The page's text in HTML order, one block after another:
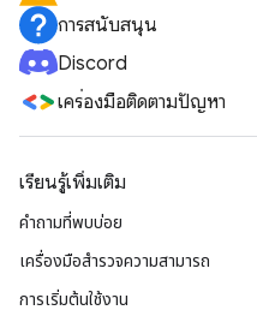
การสนับสนุน
Discord
เครื่องมือติดตามปัญหา
เรียนรู้เพิ่มเติม
คำถามที่พบบ่อย
เครื่องมือสำรวจความสามารถ
การเริ่มต้นใช้งาน